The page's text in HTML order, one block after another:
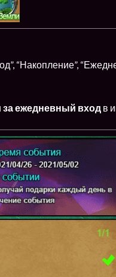
“Накопление”,
за ежедневный вход в